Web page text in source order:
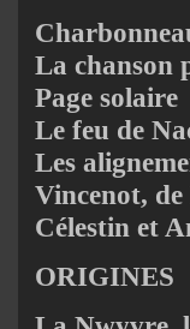
La chanson
Page solaire
Le feu de
Les
Vincenot,
Célestin et
ORIGINES